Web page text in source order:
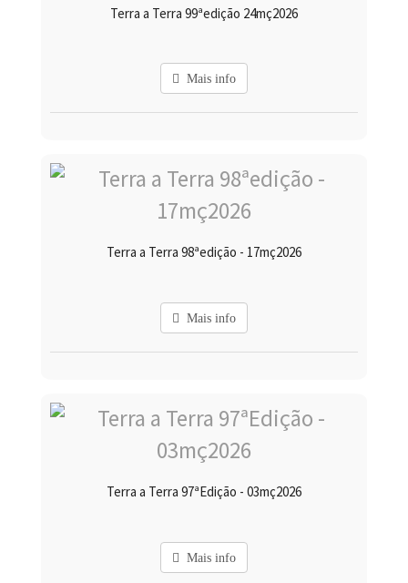
Terra a Terra 99ªedição 24mç2026
Mais info
Terra a Terra 98ªedição - 17mç2026
Mais info
Terra a Terra 97ªEdição - 03mç2026
Mais info